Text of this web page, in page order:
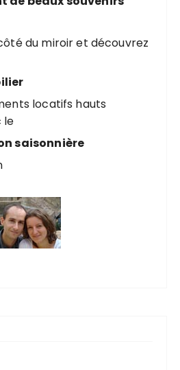
du miroir et découvrez
locatifs hauts
le
saisonnière